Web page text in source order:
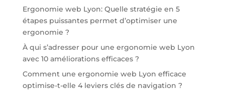
Ergonomie web Lyon: Quelle stratégie en 5
étapes puissantes permet d’optimiser une
ergonomie ?
À qui s’adresser pour une ergonomie web Lyon
avec 10 améliorations efficaces ?
Comment une ergonomie web Lyon efficace
optimise-t-elle 4 leviers clés de navigation ?